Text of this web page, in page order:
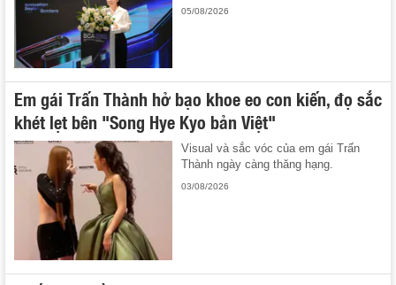
05/08/2026
Em gái Trấn Thành hở bạo khoe eo con kiến, đọ sắc
khét lẹt bên "Song Hye Kyo bản Việt"
Visual và sắc vóc của em gái Trấn
Thành ngày càng thăng hạng.
03/08/2026